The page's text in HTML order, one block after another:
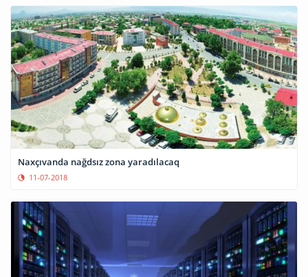
Naxçıvanda nağdsız zona yaradılacaq
11-07-2018